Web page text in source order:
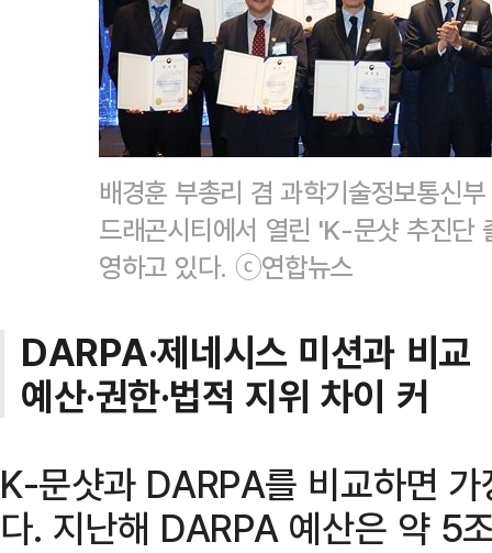
배경훈 부총리 겸 과학기술정보통신
드래곤시티에서 열린 'K-문샷 추진단
영하고 있다. ⓒ연합뉴스
DARPA·제네시스 미션과 비교
예산·권한·법적 지위 차이 커
K-문샷과 DARPA를 비교하면
다. 지난해 DARPA 예산은 약 5